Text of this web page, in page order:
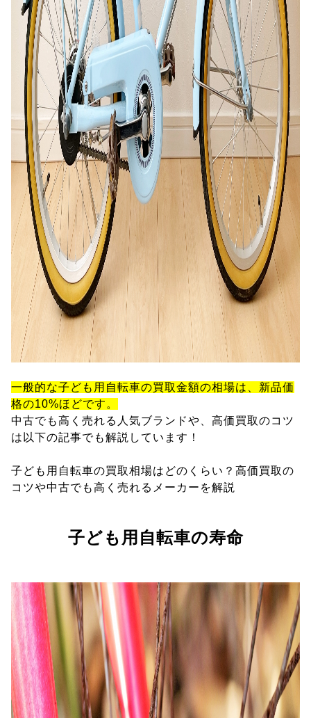
一般的な子ども用自転車の買取金額の相場は、新品価
格の10%ほどです。
中古でも高く売れる人気ブランドや、高価買取のコツ
は以下の記事でも解説しています！
子ども用自転車の買取相場はどのくらい？高価買取の
コツや中古でも高く売れるメーカーを解説
子ども用自転車の寿命